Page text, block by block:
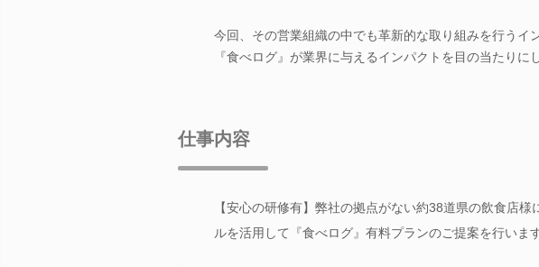
今回、その営業組織の中でも革新的な取り組みを行うイ
『食べログ』が業界に与えるインパクトを目の当たりに
仕事内容
【安心の研修有】弊社の拠点がない約38道県の飲食店
ルを活用して『食べログ』有料プランのご提案を行います